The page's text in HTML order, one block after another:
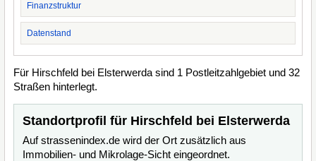
Finanzstruktur
Datenstand
Für Hirschfeld bei Elsterwerda sind 1 Postleitzahlgebiet und 32
Straßen hinterlegt.
Standortprofil für Hirschfeld bei Elsterwerda
Auf strassenindex.de wird der Ort zusätzlich aus
Immobilien- und Mikrolage-Sicht eingeordnet.